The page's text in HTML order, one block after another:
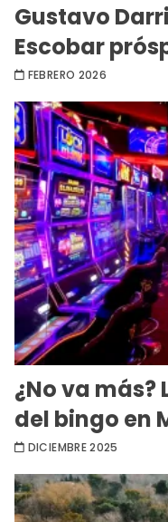
Gustavo
Escobar
FEBRERO 2026
¿No va
del bingo en
DICIEMBRE 2025